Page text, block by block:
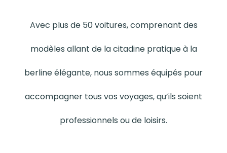
Avec plus de 50 voitures, comprenant des
modèles allant de la citadine pratique à la
berline élégante, nous sommes équipés pour
accompagner tous vos voyages, qu’ils soient
professionnels ou de loisirs.